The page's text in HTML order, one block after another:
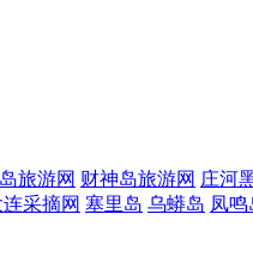
旅游网 财神岛旅游网 庄河
连采摘网 塞里岛 乌蟒岛 凤鸣